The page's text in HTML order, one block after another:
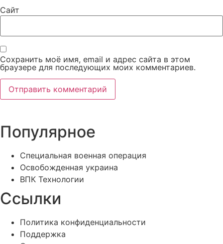
Сайт
Сохранить моё имя, email и адрес сайта в этом
браузере для последующих моих комментариев.
Популярное
Специальная военная операция
Освобожденная украина
ВПК Технологии
Ссылки
Политика конфиденциальности
Поддержка